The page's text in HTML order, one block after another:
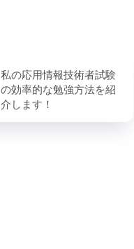
私の応用情報技術者試験
の効率的な勉強方法を紹
介します！